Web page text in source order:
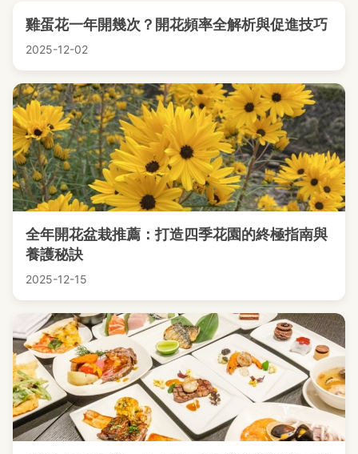
雞蛋花一年開幾次？開花頻率全解析與促進技巧
2025-12-02
全年開花盆栽推薦：打造四季花園的終極指南與
養護秘訣
2025-12-15